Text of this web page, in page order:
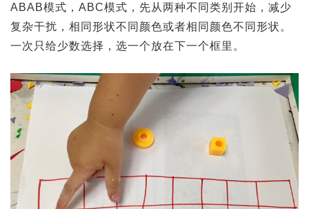
ABAB模式，ABC模式，先从两种不同类别开始，减少
复杂干扰，相同形状不同颜色或者相同颜色不同形状。
一次只给少数选择，选一个放在下一个框里。